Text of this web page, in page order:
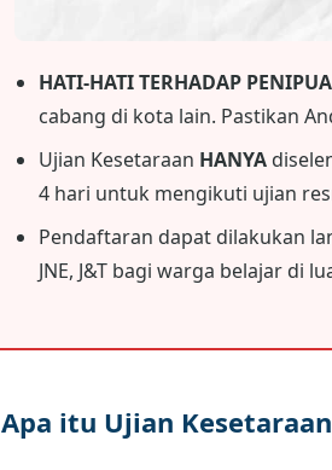
HATI-HATI TERHADAP
cabang di kota lain. Pastikan
Ujian Kesetaraan HANYA
4 hari untuk mengikuti ujian
Pendaftaran dapat dilakukan
JNE, J&T bagi warga belajar di
Apa itu Ujian